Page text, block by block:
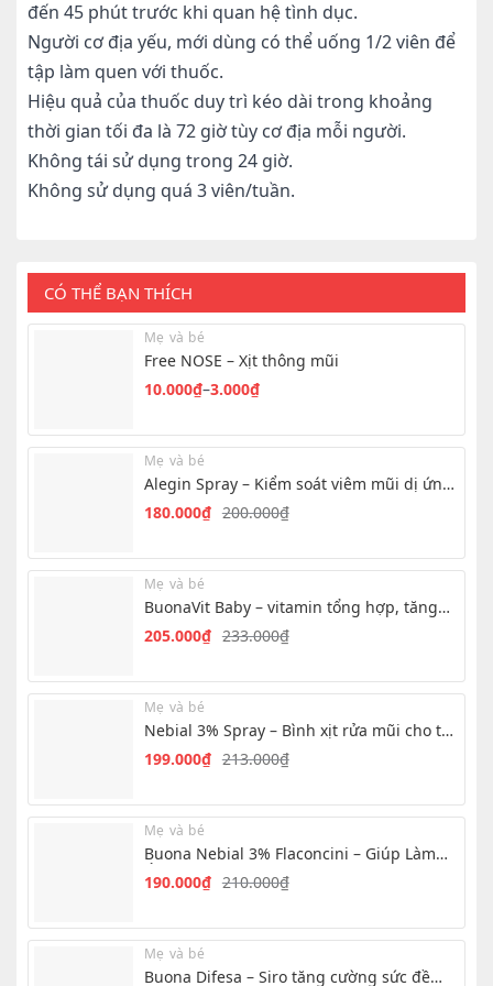
đến 45 phút trước khi quan hệ tình dục.
Người cơ địa yếu, mới dùng có thể uống 1/2 viên để
tập làm quen với thuốc.
Hiệu quả của thuốc duy trì kéo dài trong khoảng
thời gian tối đa là 72 giờ tùy cơ địa mỗi người.
Không tái sử dụng trong 24 giờ.
Không sử dụng quá 3 viên/tuần.
CÓ THỂ BẠN THÍCH
Mẹ và bé
Free NOSE – Xịt thông mũi
3.000₫
–
10.000₫
Khoảng
từ
3.000₫
đến
Mẹ và bé
Alegin Spray – Kiểm soát viêm mũi dị ứng
hiệu quả 200.000₫
Giá
là:
200.000₫.
180.000₫
Giá
tại
là:
Mẹ và bé
BuonaVit Baby – vitamin tổng hợp, tăng
chuyển hóa cho bé
233.000₫
Giá
là:
233.000₫.
205.000₫
Giá
tại
là:
Mẹ và bé
Nebial 3% Spray – Bình xịt rửa mũi cho trẻ
hiệu quả nhanh
213.000₫
Giá
là:
213.000₫.
199.000₫
Giá
tại
là:
199.000₫.
Mẹ và bé
Buona Nebial 3% Flaconcini – Giúp Làm
Ẩm, Làm Sạch Mũi Hàng Ngày
210.000₫
Giá
là:
210.000₫.
190.000₫
Giá
tại
là:
Mẹ và bé
Buona Difesa – Siro tăng cường sức đề